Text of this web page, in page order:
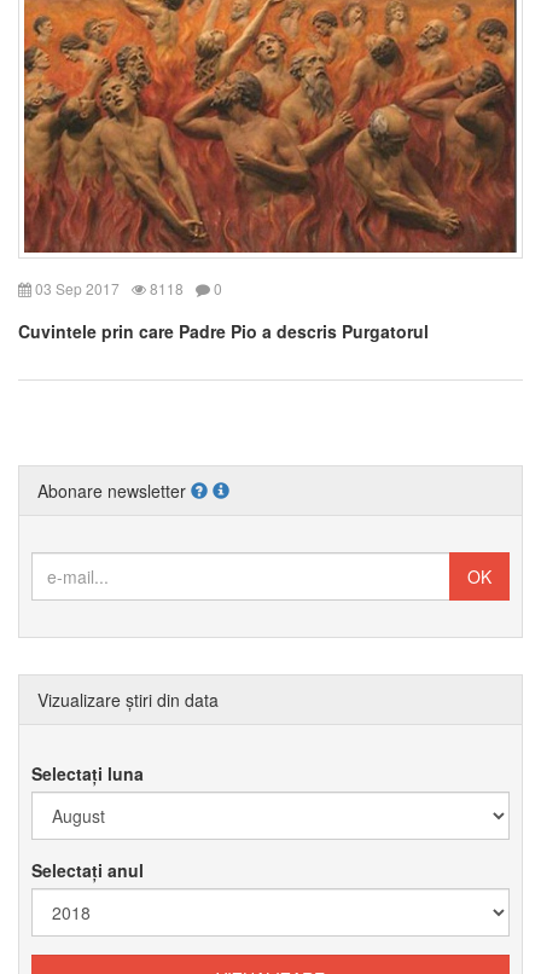
03 Sep 2017 8118 0
Cuvintele prin care Padre Pio a descris Purgatorul
Abonare newsletter
Vizualizare știri din data
Selectați luna
Selectați anul